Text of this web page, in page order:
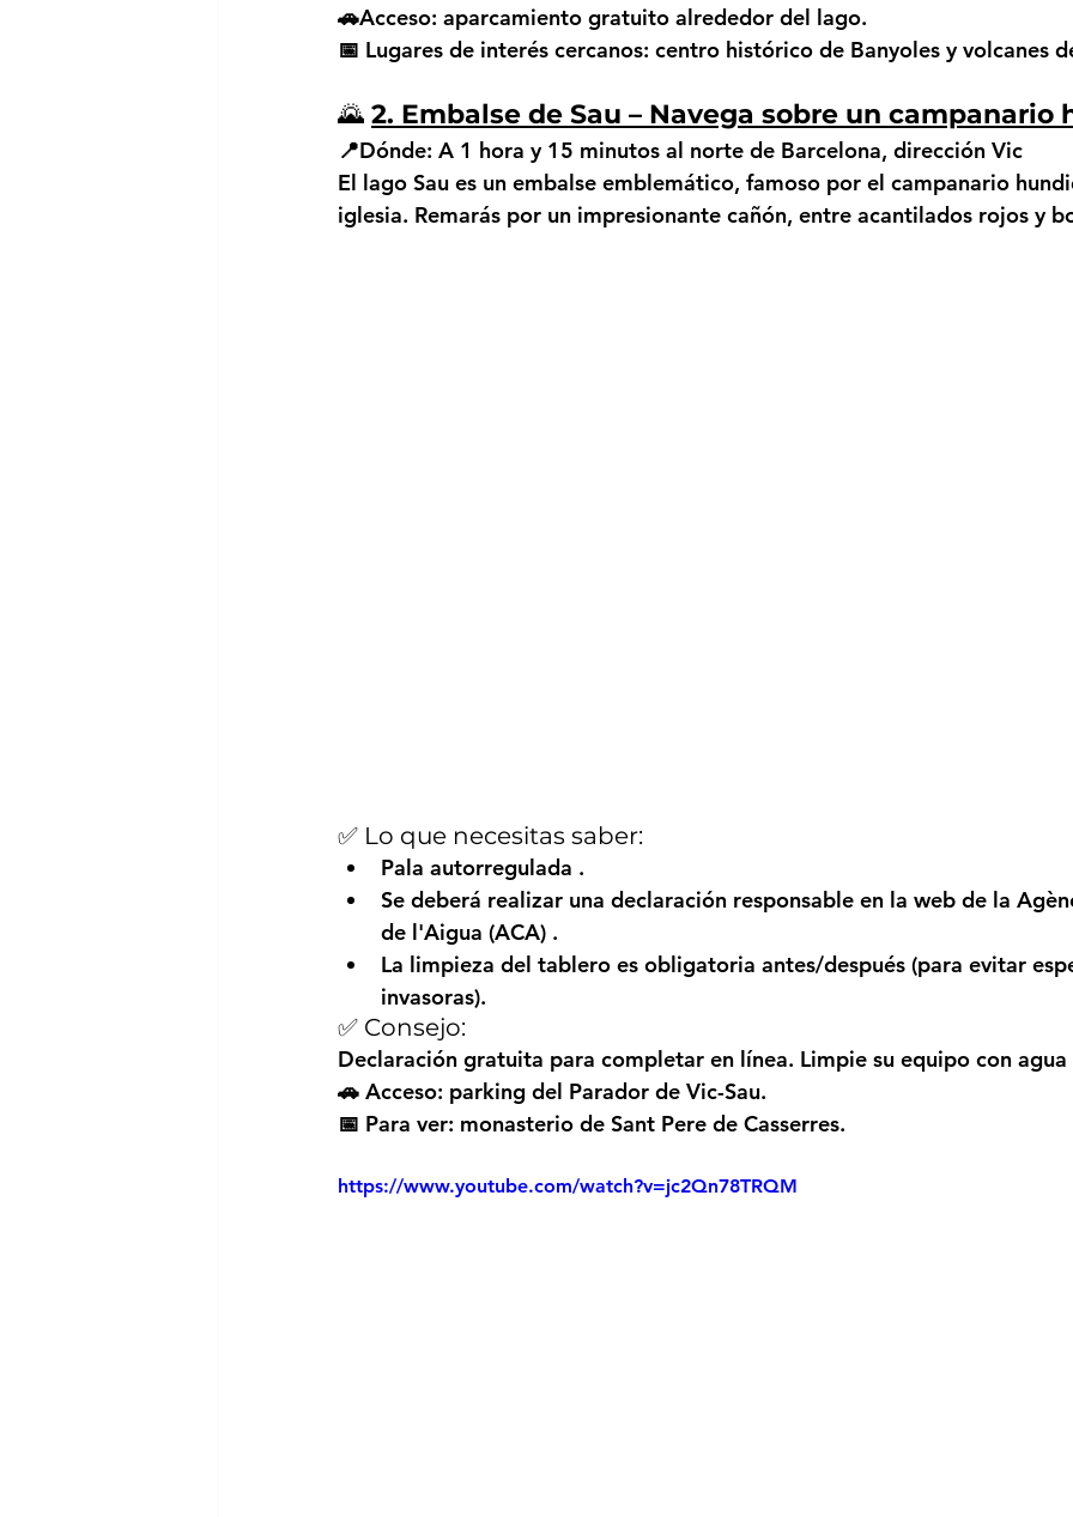
🚗Acceso: aparcamiento gratuito alrededor del lago.
📅 Lugares de interés cercanos: centro histórico de Banyoles y volcanes
🌄 2. Embalse de Sau – Navega sobre un campanario
📍Dónde: A 1 hora y 15 minutos al norte de Barcelona, dirección Vic
El lago Sau es un embalse emblemático, famoso por el campanario
iglesia. Remarás por un impresionante cañón, entre acantilados rojos y
✅ Lo que necesitas saber:
Pala autorregulada .
Se deberá realizar una declaración responsable en la web de la
de l'Aigua (ACA) .
La limpieza del tablero es obligatoria antes/después (para evitar
invasoras).
✅ Consejo:
Declaración gratuita para completar en línea. Limpie su equipo con
🚗 Acceso: parking del Parador de Vic-Sau.
📅 Para ver: monasterio de Sant Pere de Casserres.
https://www.youtube.com/watch?v=jc2Qn78TRQM